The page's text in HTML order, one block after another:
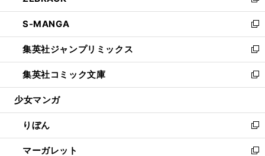
開
く
ウ
で
開
く
ン
ド
ウ
で
開
く
ウ
ィ
ン
ド
ウ
で
開
し
い
ウ
ィ
ン
ド
ウ
開
く
S-MANGA
新
し
い
ウ
ィ
ン
ウ
で
開
く
集英社ジャンプリミックス
新
し
い
ウ
ン
ド
ウ
で
集英社コミック文庫
新
し
ウ
ィ
ン
ド
少女マンガ
りぼん
新
し
い
マーガレット
新